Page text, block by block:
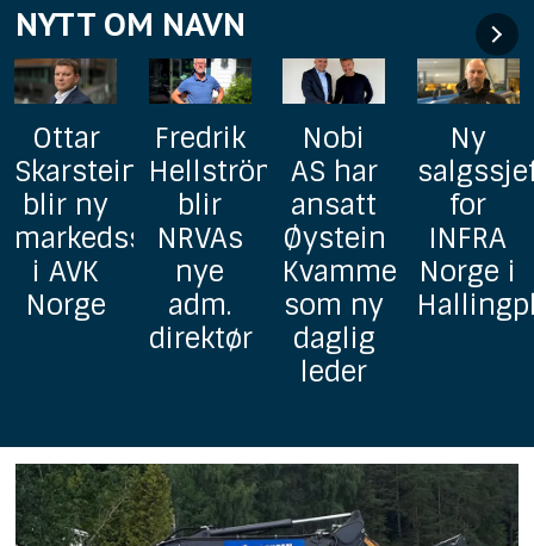
NYTT OM NAVN
Fredrik
Hellström
blir
NRVAs
nye
adm.
Nobi
AS har
ansatt
Øystein
Kvamme
som ny
daglig
Ny
salgssjef
for
INFRA
Norge i
Hallingplast
AxFlow
styrker
pumpe-
og